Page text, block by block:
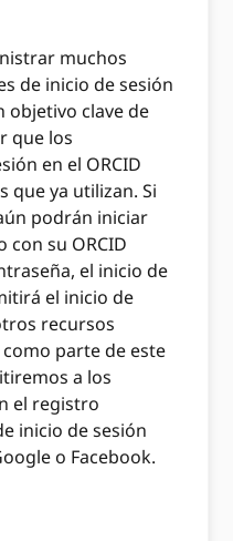
muchos
de inicio de sesión
objetivo clave de
que los
en el ORCID
que ya utilizan. Si
podrán iniciar
con su ORCID
el inicio de
el inicio de
recursos
parte de este
a los
el registro
inicio de sesión
o Facebook.